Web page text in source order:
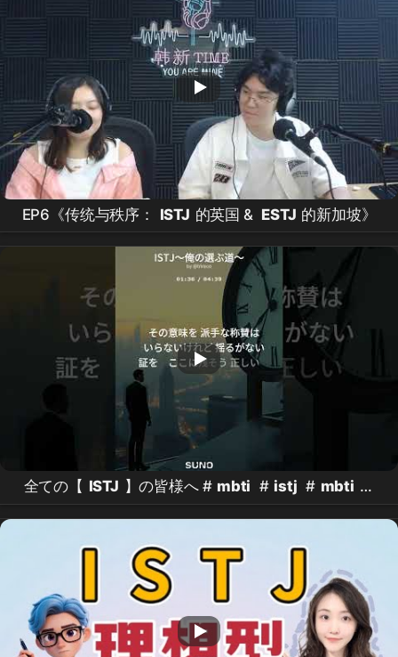
EP6《传统与秩序： ISTJ 的英国 & ESTJ 的新加坡》
全ての【 ISTJ 】の皆様へ # mbti # istj # mbti 診
断